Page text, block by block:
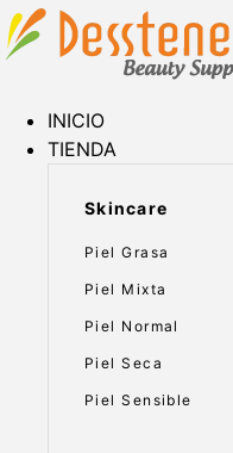
INICIO
TIENDA
Skincare
Piel Grasa
Piel Mixta
Piel Normal
Piel Seca
Piel Sensible